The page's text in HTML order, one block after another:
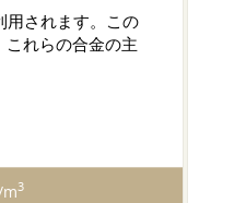
用されます。この
れらの合金の主
m3